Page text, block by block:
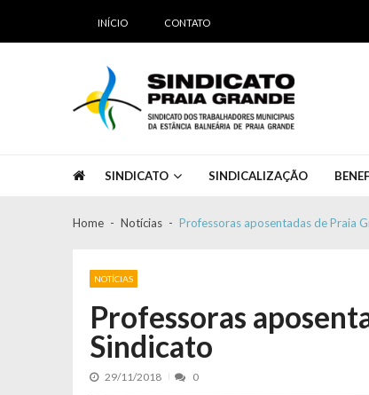
INÍCIO CONTATO
SINDICATO SINDICALIZAÇÃO
Home Notícias Professoras aposentadas de Praia
NOTÍCIAS
Professoras
Sindicato
29/11/2018 0